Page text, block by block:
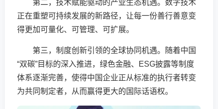
第二，技术赋能驱动的产业生态机遇。数字技术
正在重塑可持续发展的新路径，让每一份善行善意变
得更加可量化、可管理、可扩展。
第三，制度创新引领的全球协同机遇。随着中国
“双碳”目标的深入推进，绿色金融、ESG披露等制度
体系逐渐完善，使得中国企业正从标准的执行者转变
为共同制定者，从而赢得更大的国际话语权。